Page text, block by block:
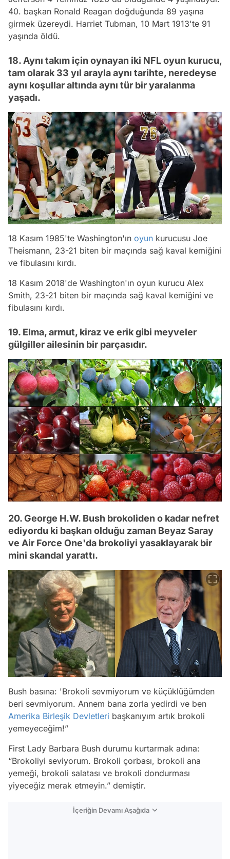
40. başkan Ronald Reagan doğduğunda 89 yaşına
girmek üzereydi. Harriet Tubman, 10 Mart 1913'te 91
yaşında öldü.
18. Aynı takım için oynayan iki NFL oyun kurucu,
tam olarak 33 yıl arayla aynı tarihte, neredeyse
aynı koşullar altında aynı tür bir yaralanma
yaşadı.
18 Kasım 1985'te Washington'ın oyun kurucusu Joe
Theismann, 23-21 biten bir maçında sağ kaval kemiğini
ve fibulasını kırdı.
18 Kasım 2018'de Washington'ın oyun kurucu Alex
Smith, 23-21 biten bir maçında sağ kaval kemiğini ve
fibulasını kırdı.
19. Elma, armut, kiraz ve erik gibi meyveler
gülgiller ailesinin bir parçasıdır.
20. George H.W. Bush brokoliden o kadar nefret
ediyordu ki başkan olduğu zaman Beyaz Saray
ve Air Force One'da brokoliyi yasaklayarak bir
mini skandal yarattı.
Bush basına: 'Brokoli sevmiyorum ve küçüklüğümden
beri sevmiyorum. Annem bana zorla yedirdi ve ben
Amerika Birleşik Devletleri başkanıyım artık brokoli
yemeyeceğim!”
First Lady Barbara Bush durumu kurtarmak adına:
“Brokoliyi seviyorum. Brokoli çorbası, brokoli ana
yemeği, brokoli salatası ve brokoli dondurması
yiyeceğiz merak etmeyin.” demiştir.
İçeriğin Devamı Aşağıda